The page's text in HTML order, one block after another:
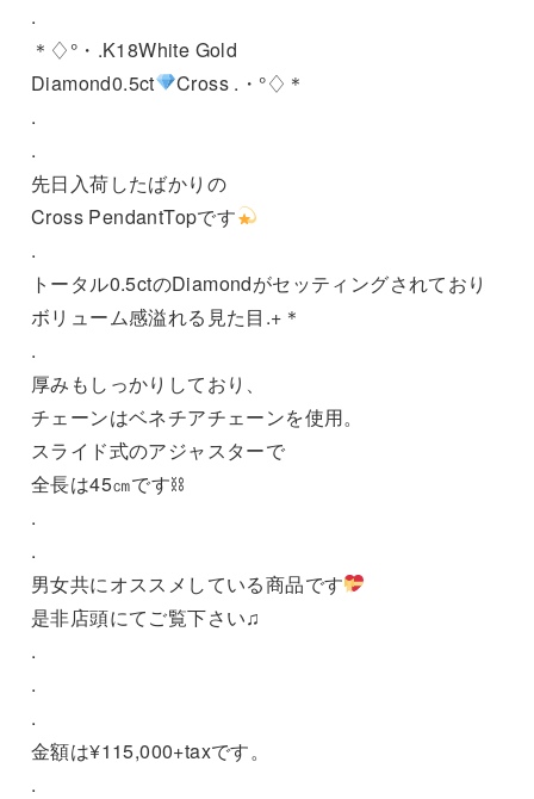
.
＊♢°・.K18White Gold
Diamond0.5ct
Cross .・°♢＊
.
.
先日入荷したばかりの
Cross PendantTopです
.
トータル0.5ctのDiamondがセッティングされており
ボリューム感溢れる見た目.+＊
.
厚みもしっかりしており、
チェーンはベネチアチェーンを使用。
スライド式のアジャスターで
全長は45㎝です⛓
.
.
男女共にオススメしている商品です
是非店頭にてご覧下さい♫
.
.
.
金額は¥115,000+taxです。
.